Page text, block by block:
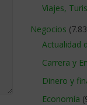
Viajes,
Negocios
Actualidad
Carrera y
Dinero y
Economía